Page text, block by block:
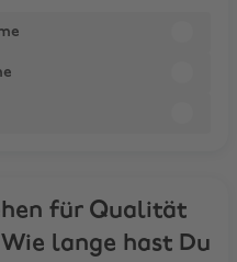
für Qualität
lange hast Du